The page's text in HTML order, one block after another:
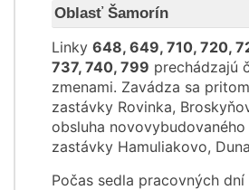
Oblasť Šamorín
Linky 648, 649, 710, 720,
737, 740, 799 prechádzajú
zmenami. Zavádza sa
zastávky Rovinka,
obsluha
zastávky Hamuliakovo,
Počas sedla pracovných dní